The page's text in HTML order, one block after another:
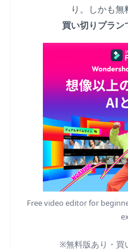
り。しかも無
買い切りプラ
Free video editor for
※無料版あり・買